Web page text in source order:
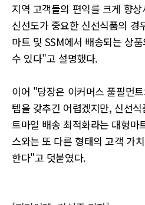
지역 고객들의 편익를 크게 향
신선도가 중요한 신선식품의 경
마트 및 SSM에서 배송되는 상
수 있다"고 설명했다.
이어 "당장은 이커머스 풀필먼
템을 갖추긴 어렵겠지만, 신선
트마일 배송 최적화라는 대형마
스와는 또 다른 형태의 고객 가
한다"고 덧붙였다.